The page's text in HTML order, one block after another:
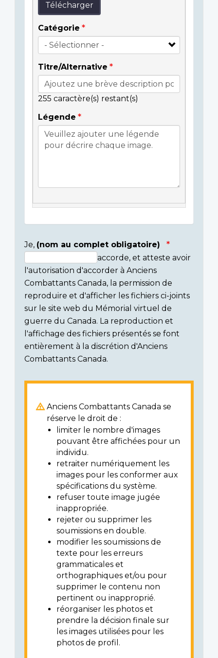
Télécharger
Catégorie
Titre/Alternative
255 caractère(s) restant(s)
Légende
Consent
section
Je, (nom au complet obligatoire)
accorde, et atteste avoir
l'autorisation d'accorder à Anciens
Combattants Canada, la permission de
reproduire et d'afficher les fichiers ci-joints
sur le site web du Mémorial virtuel de
guerre du Canada. La reproduction et
l'affichage des fichiers présentés se font
entièrement à la discrétion d'Anciens
Combattants Canada.
Anciens Combattants Canada se
réserve le droit de :
limiter le nombre d'images
pouvant être affichées pour un
individu.
retraiter numériquement les
images pour les conformer aux
spécifications du système.
refuser toute image jugée
inappropriée.
rejeter ou supprimer les
soumissions en double.
modifier les soumissions de
texte pour les erreurs
grammaticales et
orthographiques et/ou pour
supprimer le contenu non
pertinent ou inapproprié.
réorganiser les photos et
prendre la décision finale sur
les images utilisées pour les
photos de profil.